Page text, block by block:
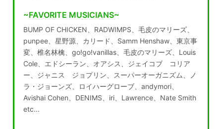
~FAVORITE MUSICIANS~
BUMP OF CHICKEN、RADWIMPS、毛皮のマリーズ、
punpee、星野源、カリード、Samm Henshaw、東京事
変、椎名林檎、go!go!vanillas、毛皮のマリーズ、Louis
Cole、エドシーラン、オアシス、ジェイコブ コリア
ー、ジャニス ジョプリン、スーパーオーガニズム、ノ
ラ・ジョーンズ、ロイハーグローブ、andymori、
Avishai Cohen、DENIMS、iri、Lawrence、Nate Smith
etc...